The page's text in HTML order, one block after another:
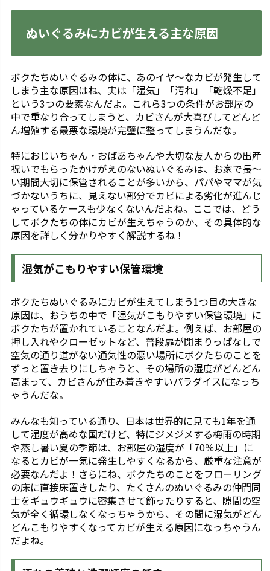
ぬいぐるみにカビが生える主な原因
ボクたちぬいぐるみの体に、あのイヤ〜なカビが発生して
しまう主な原因はね、実は「湿気」「汚れ」「乾燥不足」
という3つの要素なんだよ。これら3つの条件がお部屋の
中で重なり合ってしまうと、カビさんが大喜びしてどんど
ん増殖する最悪な環境が完璧に整ってしまうんだな。
特におじいちゃん・おばあちゃんや大切な友人からの出産
祝いでもらったかけがえのないぬいぐるみは、お家で長〜
い期間大切に保管されることが多いから、パパやママが気
づかないうちに、見えない部分でカビによる劣化が進んじ
ゃっているケースも少なくないんだよね。ここでは、どう
してボクたちの体にカビが生えちゃうのか、その具体的な
原因を詳しく分かりやすく解説するね！
湿気がこもりやすい保管環境
ボクたちぬいぐるみにカビが生えてしまう1つ目の大きな
原因は、おうちの中で「湿気がこもりやすい保管環境」に
ボクたちが置かれていることなんだよ。例えば、お部屋の
押し入れやクローゼットなど、普段扉が閉まりっぱなしで
空気の通り道がない通気性の悪い場所にボクたちのことを
ずっと置き去りにしちゃうと、その場所の湿度がどんどん
高まって、カビさんが住み着きやすいパラダイスになっち
ゃうんだな。
みんなも知っている通り、日本は世界的に見ても1年を通
して湿度が高めな国だけど、特にジメジメする梅雨の時期
や蒸し暑い夏の季節は、お部屋の湿度が「70％以上」に
なるとカビが一気に発生しやすくなるから、厳重な注意が
必要なんだよ！さらにね、ボクたちのことをフローリング
の床に直接床置きしたり、たくさんのぬいぐるみの仲間同
士をギュウギュウに密集させて飾ったりすると、隙間の空
気が全く循環しなくなっちゃうから、その間に湿気がどん
どんこもりやすくなってカビが生える原因になっちゃうん
だよね。